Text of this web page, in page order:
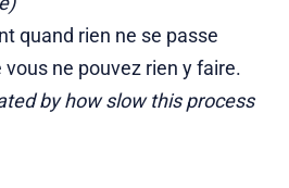
quand rien ne se passe
ne pouvez rien y faire.
by how slow this process